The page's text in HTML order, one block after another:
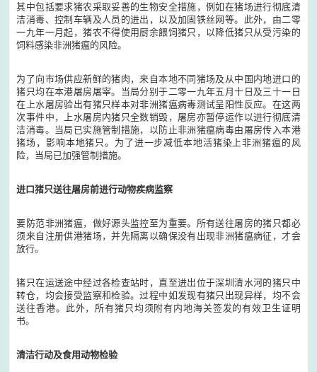
其中包括要求猪农采取妥善的生物安全措施，例如在猪场进行彻底清
洁消毒、控制车辆及人员的进出，以及加固铁丝网等。此外，由二零
一九年一月起，猪农不得使用厨余餵饲猪只，以降低猪只从受污染的
饲料感染非洲猪瘟的风险。
为了向市场供应新鲜的猪肉，来自本地不同猪场及从中国内地进口的
猪只均在本港屠房屠宰。当局分别于二零一九年五月十日及三十一日
在上水屠房验出有猪只样本对非洲猪瘟病毒测试呈阳性反应。在这两
次事件中，上水屠房内猪只全数销毁，屠房亦暂停运作以进行彻底清
洁消毒。当局已实施管制措施，以防止非洲猪瘟病毒由屠房传入本港
猪场，影响本地猪只。为了进一步减低本地活猪染上非洲猪瘟的风
险，当局已加强管制措施。
进口猪只送往屠房前进行动物疾病监察
要防范非洲猪瘟，做好源头监控至为重要。所有送往屠房的猪只都必
须来自注册供港猪场，并先隔离以确保没有出现非洲猪瘟病征，才会
放行。
猪只在运送途中经过各检查站时，直至进出位于深圳清水河的猪只中
转仓，均会接受监察和检验。过程中如发现有猪只出现异样，均不会
送往香港。此外，所有猪只均须附有内地海关签发的有效卫生证明
书。
清洁行动及食用动物检验